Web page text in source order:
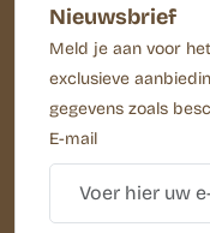
Nieuwsbrief
Meld je aan voor
exclusieve
gegevens zoals
E-mail